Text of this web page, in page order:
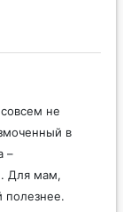
не
в
–
Для мам,
полезнее.